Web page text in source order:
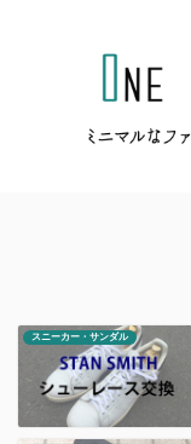
スニーカー・サンダル